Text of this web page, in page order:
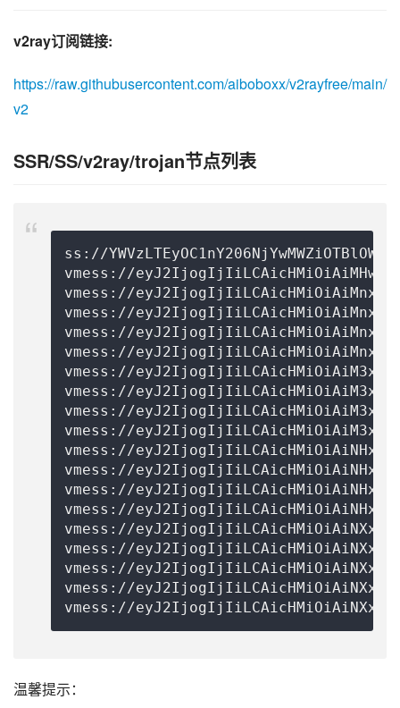
v2ray订阅链接:
https://raw.githubusercontent.com/aiboboxx/v2rayfree/main/
v2
SSR/SS/v2ray/trojan节点列表
ss://
vmess://
vmess://
vmess://
vmess://
vmess://
vmess://
vmess://
vmess://
vmess://
vmess://
vmess://
vmess://
vmess://
vmess://
vmess://
vmess://
vmess://
vmess://
温馨提示：